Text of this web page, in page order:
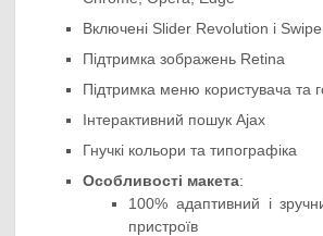
Включені Slider Revolution і
Підтримка зображень Retina
Підтримка меню користувача та
Інтерактивний пошук Ajax
Гнучкі кольори та типографіка
Особливості макета:
100% адаптивний і
пристроїв